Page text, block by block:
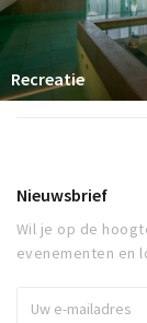
Recreatie
Nieuwsbrief
Wil je op de
evenementen en